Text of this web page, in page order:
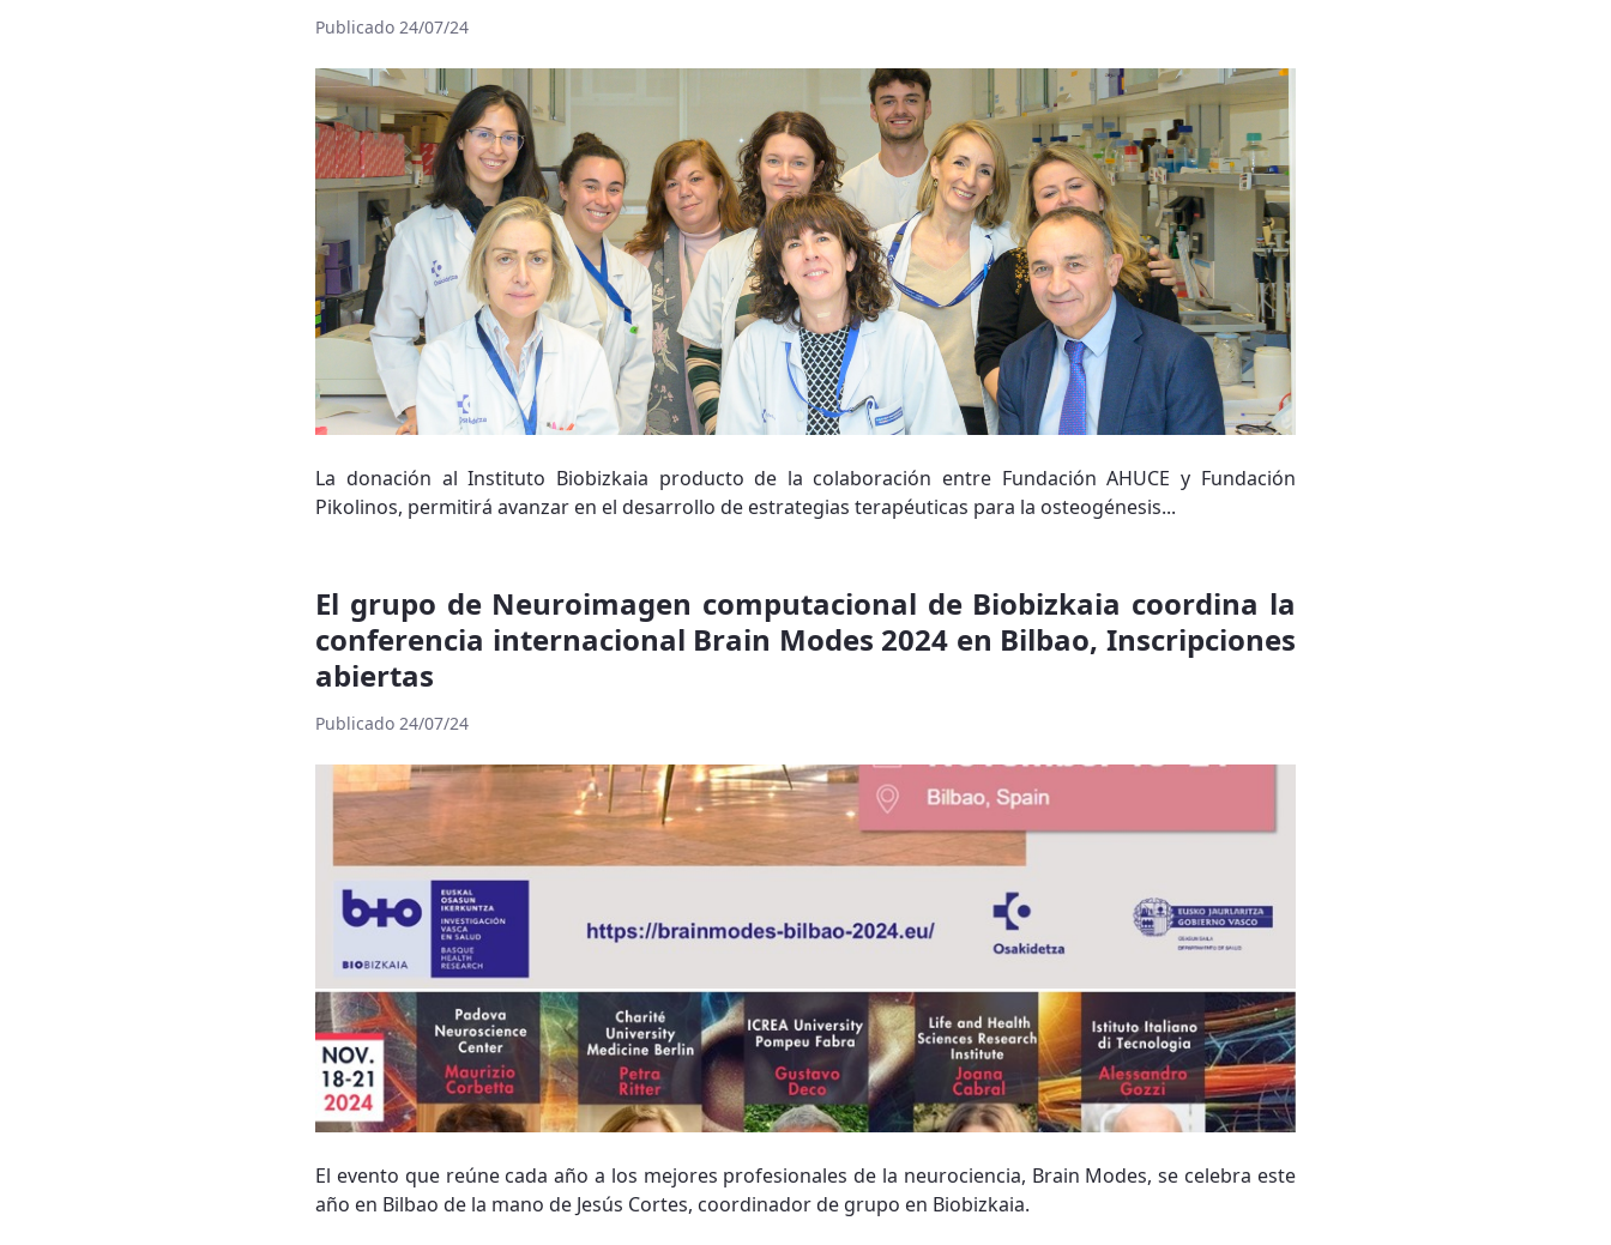
Publicado 24/07/24
La donación al Instituto Biobizkaia producto de la colaboración entre Fundación AHUCE y Fundación
Pikolinos, permitirá avanzar en el desarrollo de estrategias terapéuticas para la osteogénesis...
El grupo de Neuroimagen computacional de Biobizkaia coordina la
conferencia internacional Brain Modes 2024 en Bilbao, Inscripciones
abiertas
Publicado 24/07/24
El evento que reúne cada año a los mejores profesionales de la neurociencia, Brain Modes, se celebra este
año en Bilbao de la mano de Jesús Cortes, coordinador de grupo en Biobizkaia.